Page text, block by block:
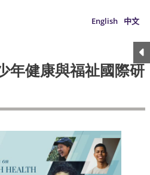
English 中文
年健康與福祉國際研